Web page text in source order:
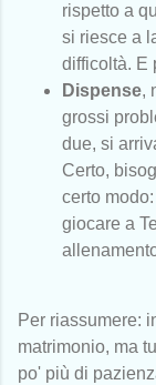
rispetto a
si riesce a
difficoltà. E
Dispense,
grossi
due, si
Certo,
certo
giocare a
Per riassumere:
matrimonio, ma
po' più di